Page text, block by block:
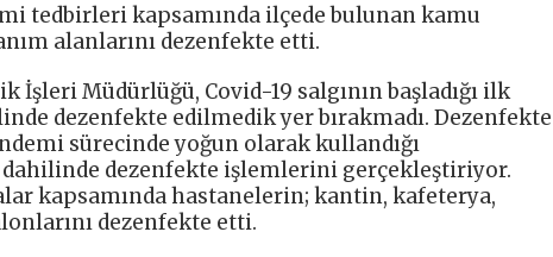
tedbirleri kapsamında ilçede bulunan kamu
alanlarını dezenfekte etti.
Müdürlüğü, Covid-19 salgının başladığı ilk
dezenfekte edilmedik yer bırakmadı. Dezenfekte
sürecinde yoğun olarak kullandığı
dezenfekte işlemlerini gerçekleştiriyor.
kapsamında hastanelerin; kantin, kafeterya,
dezenfekte etti.